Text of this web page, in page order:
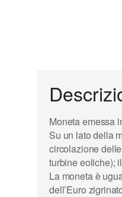
Moneta emessa
Su un lato della
circolazione
turbine eoliche);
La moneta è
dell’Euro